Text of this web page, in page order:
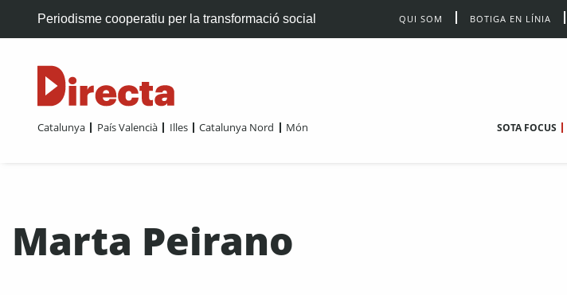
Periodisme cooperatiu per la transformació social QUI SOM BOTIGA EN LÍNIA
Catalunya País Valencià Illes Catalunya Nord Món SOTA FOCUS
Marta Peirano